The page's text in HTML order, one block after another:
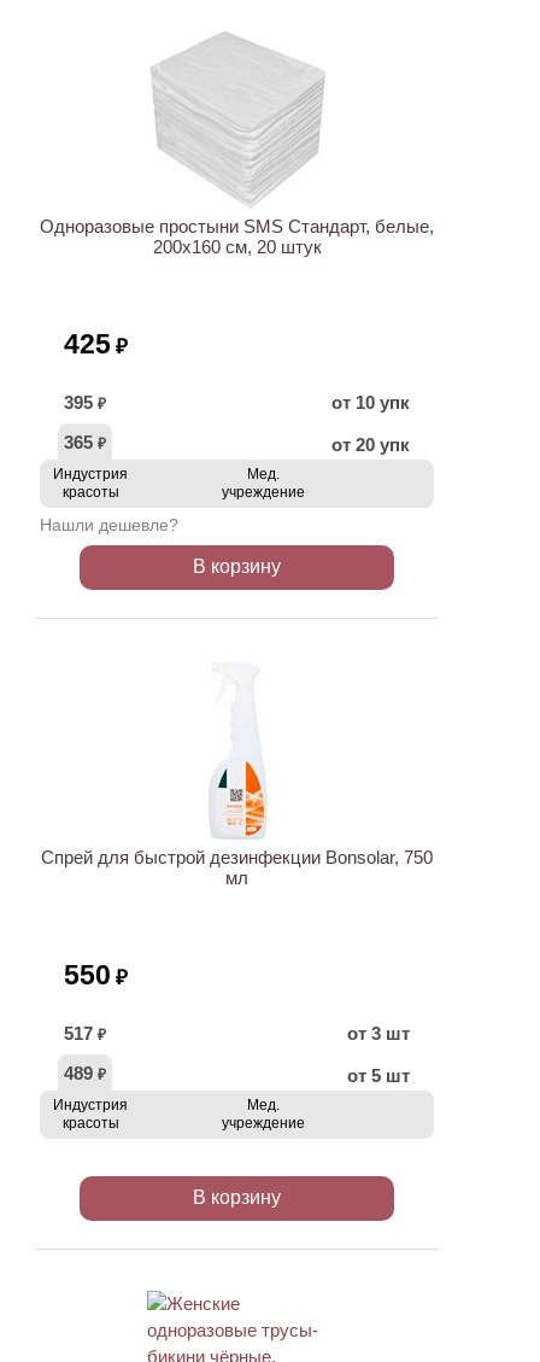
Одноразовые простыни SMS Стандарт, белые,
200х160 см, 20 штук
425 ₽
395 ₽
от 10 упк
365 ₽ от 20 упк
Индустрия
красоты
Мед.
учреждение
Нашли дешевле?
В корзину
Спрей для быстрой дезинфекции Bonsolar, 750
мл
550 ₽
517 ₽
от 3 шт
489 ₽ от 5 шт
Индустрия
красоты
Мед.
учреждение
В корзину